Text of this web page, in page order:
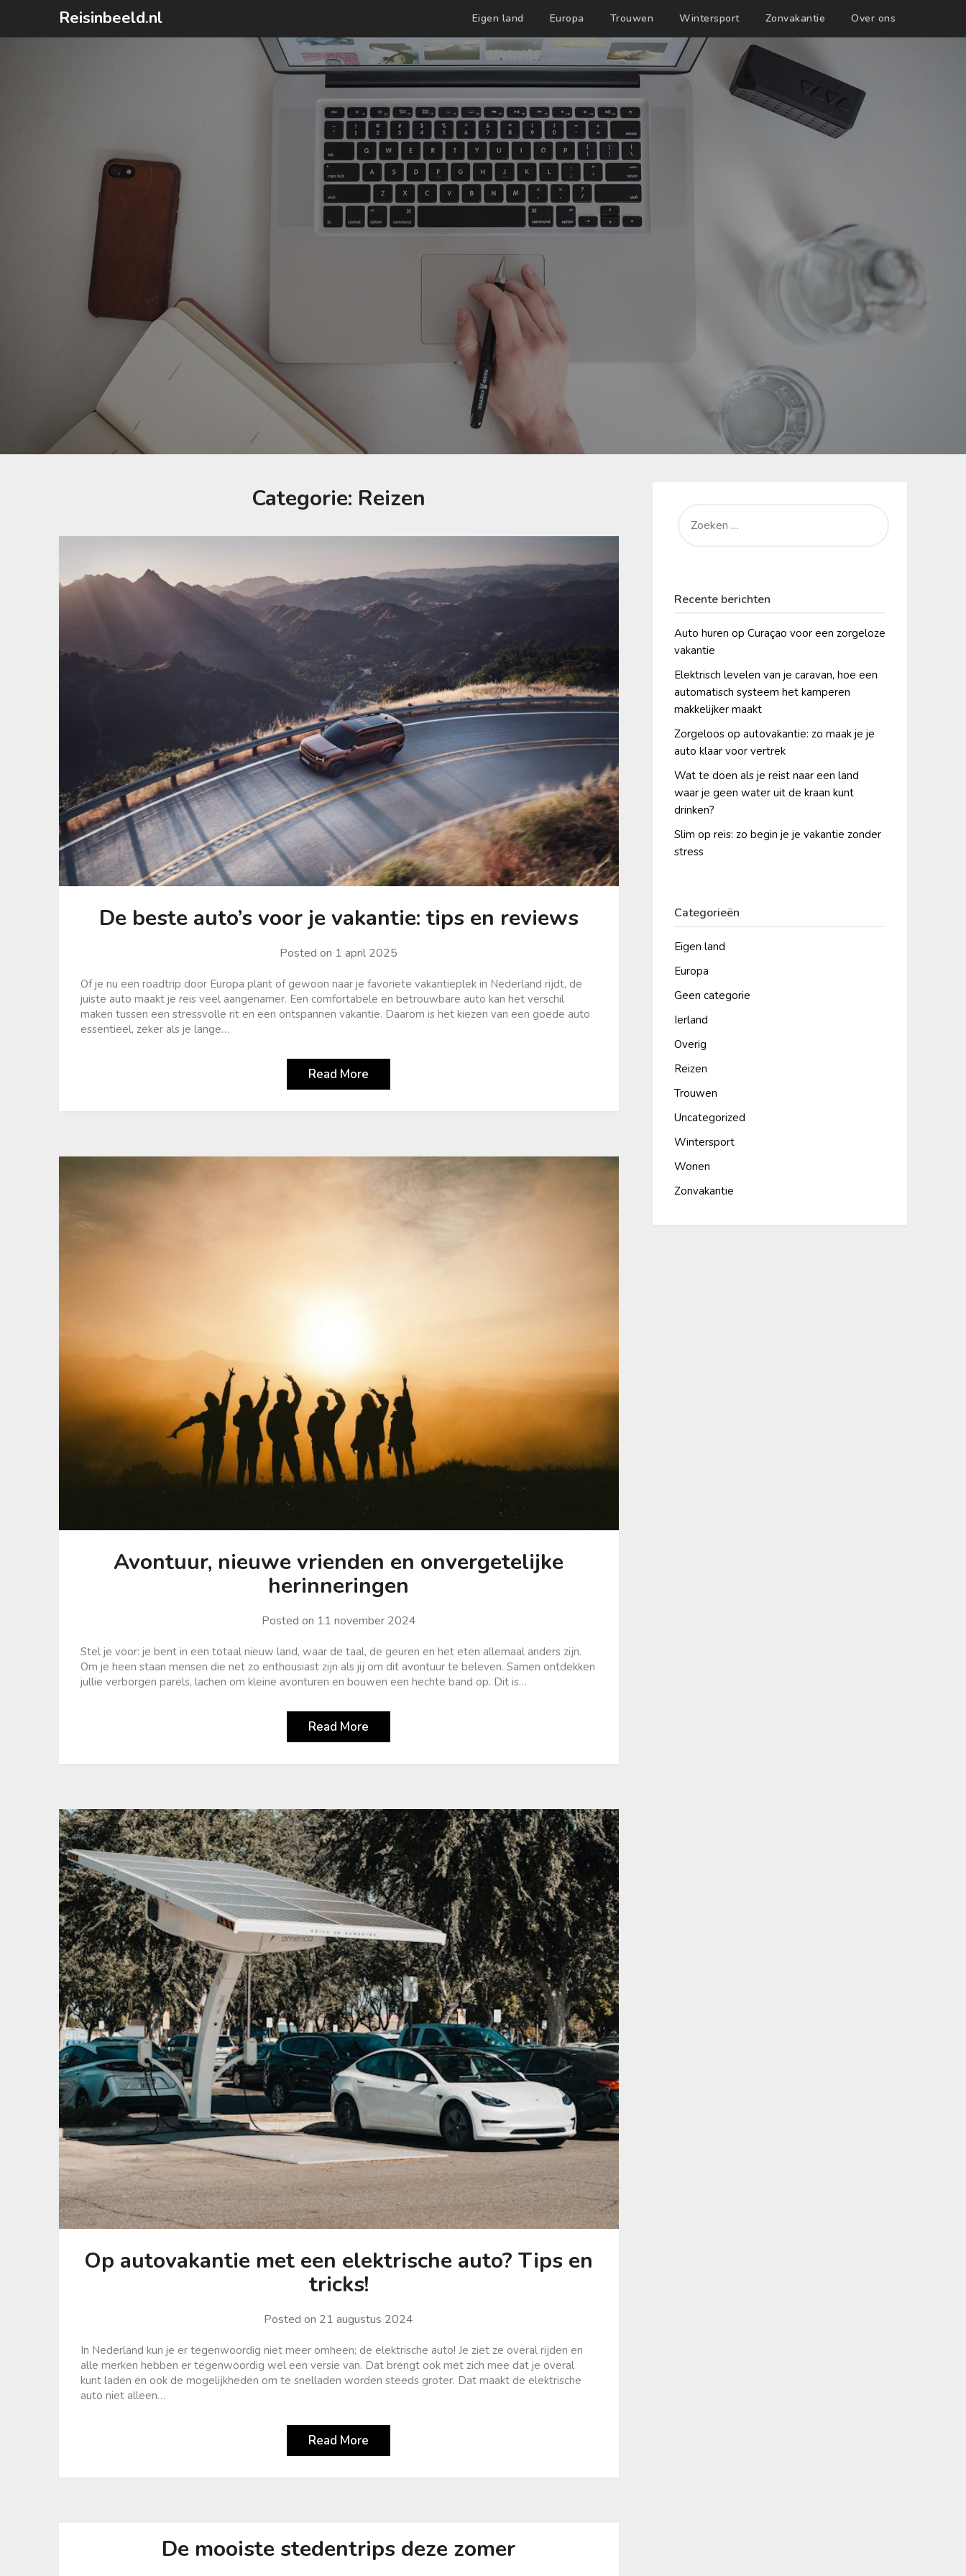
Reisinbeeld.nl Eigen land Europa Trouwen Wintersport Zonvakantie Over ons
Categorie: Reizen
De beste auto’s voor je vakantie: tips en reviews
Posted on 1 april 2025
Of je nu een roadtrip door Europa plant of gewoon naar je favoriete vakantieplek in Nederland rijdt, de
juiste auto maakt je reis veel aangenamer. Een comfortabele en betrouwbare auto kan het verschil
maken tussen een stressvolle rit en een ontspannen vakantie. Daarom is het kiezen van een goede auto
essentieel, zeker als je lange…
Read More
Avontuur, nieuwe vrienden en onvergetelijke
herinneringen
Posted on 11 november 2024
Stel je voor: je bent in een totaal nieuw land, waar de taal, de geuren en het eten allemaal anders zijn.
Om je heen staan mensen die net zo enthousiast zijn als jij om dit avontuur te beleven. Samen ontdekken
jullie verborgen parels, lachen om kleine avonturen en bouwen een hechte band op. Dit is…
Read More
Op autovakantie met een elektrische auto? Tips en
tricks!
Posted on 21 augustus 2024
In Nederland kun je er tegenwoordig niet meer omheen; de elektrische auto! Je ziet ze overal rijden en
alle merken hebben er tegenwoordig wel een versie van. Dat brengt ook met zich mee dat je overal
kunt laden en ook de mogelijkheden om te snelladen worden steeds groter. Dat maakt de elektrische
auto niet alleen…
Read More
De mooiste stedentrips deze zomer
NAAR:
Recente berichten
Auto huren op Curaçao voor een zorgeloze
vakantie
Elektrisch levelen van je caravan, hoe een
automatisch systeem het kamperen
makkelijker maakt
Zorgeloos op autovakantie: zo maak je je
auto klaar voor vertrek
Wat te doen als je reist naar een land
waar je geen water uit de kraan kunt
drinken?
Slim op reis: zo begin je je vakantie zonder
stress
Categorieën
Eigen land
Europa
Geen categorie
Ierland
Overig
Reizen
Trouwen
Uncategorized
Wintersport
Wonen
Zonvakantie